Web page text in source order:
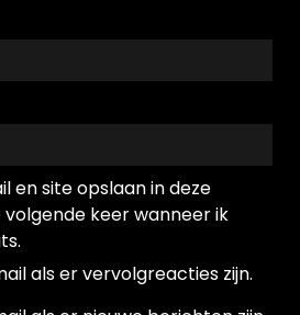
en site opslaan in deze
keer wanneer ik
als er vervolgreacties zijn.